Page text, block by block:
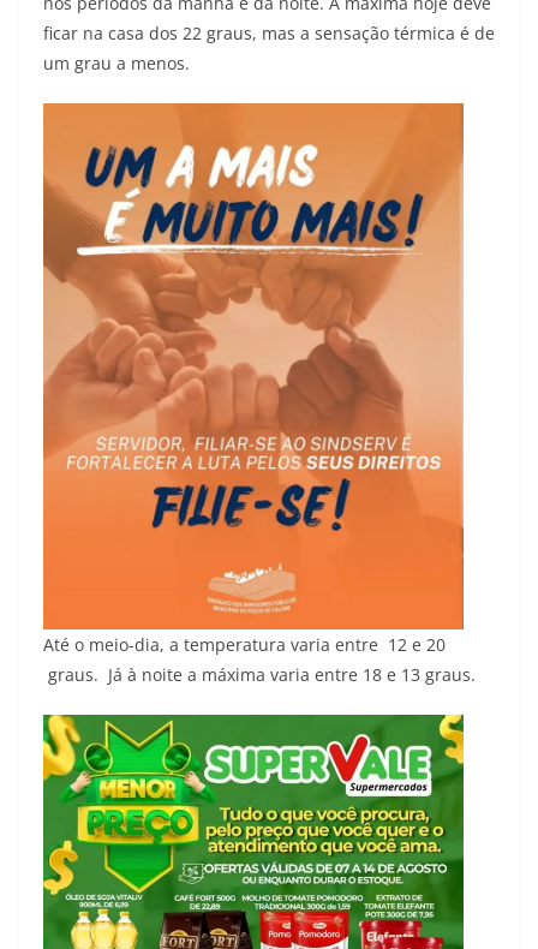
ficar na casa dos 22 graus, mas a sensação térmica é de
um grau a menos.
Até o meio-dia, a temperatura varia entre 12 e 20
graus. Já à noite a máxima varia entre 18 e 13 graus.